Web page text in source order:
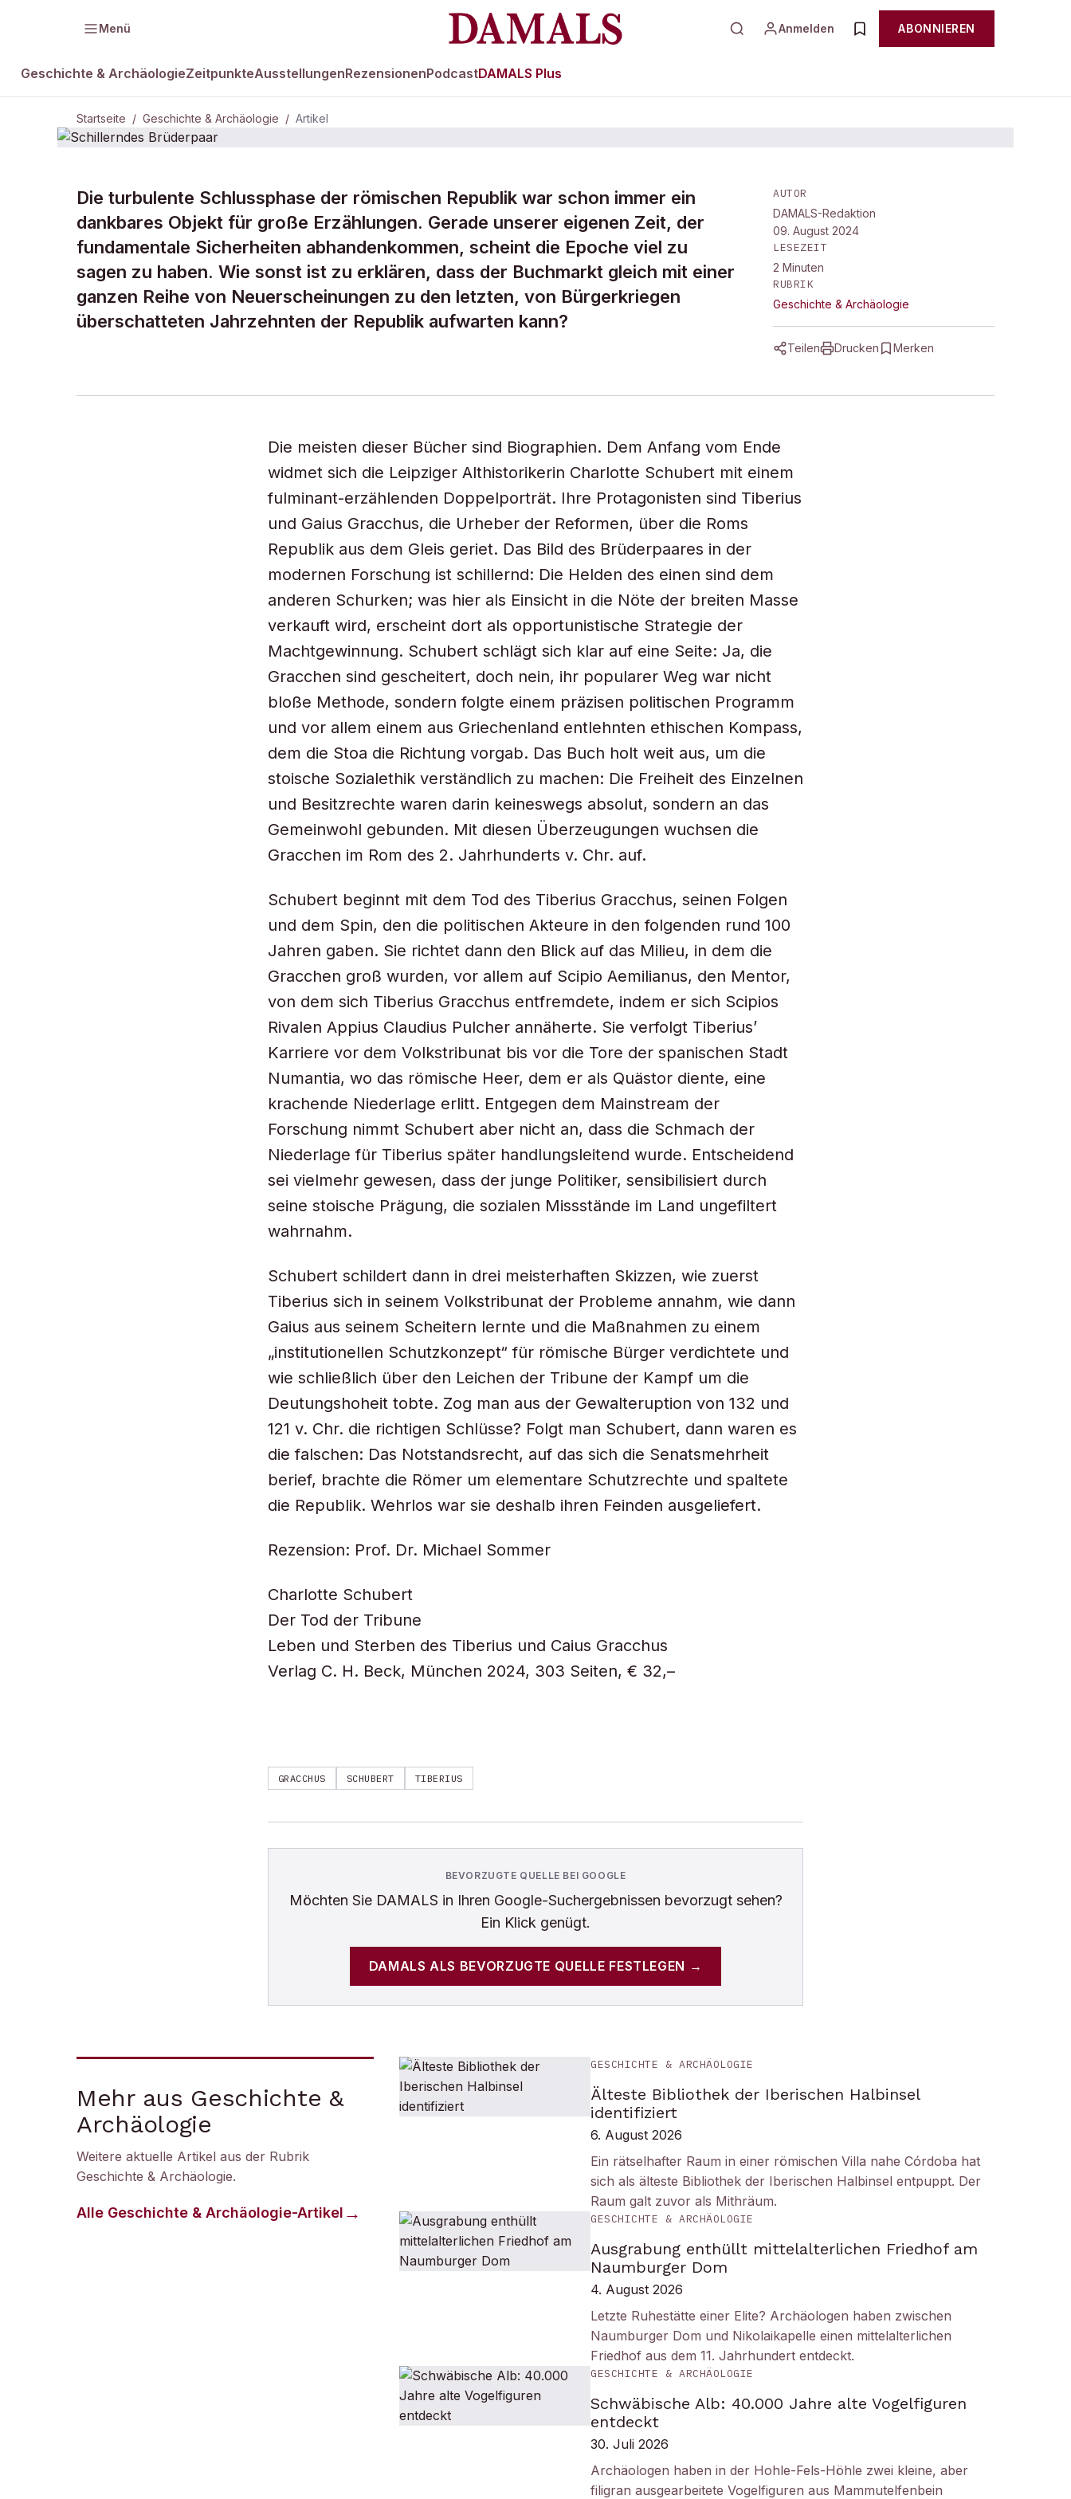
Menü Anmelden ABONNIEREN
Geschichte & ArchäologieZeitpunkteAusstellungenRezensionenPodcastDAMALS Plus
Startseite / Geschichte & Archäologie / Artikel
GESCHICHTE & ARCHÄOLOGIE
Schillerndes
Brüderpaar
Die turbulente Schlussphase der römischen Republik war schon immer ein
dankbares Objekt für große Erzählungen. Gerade unserer eigenen Zeit, der
fundamentale Sicherheiten abhandenkommen, scheint die Epoche viel zu
sagen zu haben. Wie sonst ist zu erklären, dass der Buchmarkt gleich mit einer
ganzen Reihe von Neuerscheinungen zu den letzten, von Bürgerkriegen
überschatteten Jahrzehnten der Republik aufwarten kann?
AUTOR
DAMALS-Redaktion
09. August 2024
LESEZEIT
2 Minuten
RUBRIK
Geschichte & Archäologie
Teilen Drucken Merken
Die meisten dieser Bücher sind Biographien. Dem Anfang vom Ende
widmet sich die Leipziger Althistorikerin Charlotte Schubert mit einem
fulminant-erzählenden Doppelporträt. Ihre Protagonisten sind Tiberius
und Gaius Gracchus, die Urheber der Reformen, über die Roms
Republik aus dem Gleis geriet. Das Bild des Brüderpaares in der
modernen Forschung ist schillernd: Die Helden des einen sind dem
anderen Schurken; was hier als Einsicht in die Nöte der breiten Masse
verkauft wird, erscheint dort als opportunistische Strategie der
Machtgewinnung. Schubert schlägt sich klar auf eine Seite: Ja, die
Gracchen sind gescheitert, doch nein, ihr popularer Weg war nicht
bloße Methode, sondern folgte einem präzisen politischen Programm
und vor allem einem aus Griechenland entlehnten ethischen Kompass,
dem die Stoa die Richtung vorgab. Das Buch holt weit aus, um die
stoische Sozialethik verständlich zu machen: Die Freiheit des Einzelnen
und Besitzrechte waren darin keineswegs absolut, sondern an das
Gemeinwohl gebunden. Mit diesen Überzeugungen wuchsen die
Gracchen im Rom des 2. Jahrhunderts v. Chr. auf.
Schubert beginnt mit dem Tod des Tiberius Gracchus, seinen Folgen
und dem Spin, den die politischen Akteure in den folgenden rund 100
Jahren gaben. Sie richtet dann den Blick auf das Milieu, in dem die
Gracchen groß wurden, vor allem auf Scipio Aemilianus, den Mentor,
von dem sich Tiberius Gracchus entfremdete, indem er sich Scipios
Rivalen Appius Claudius Pulcher annäherte. Sie verfolgt Tiberius’
Karriere vor dem Volkstribunat bis vor die Tore der spanischen Stadt
Numantia, wo das römische Heer, dem er als Quästor diente, eine
krachende Niederlage erlitt. Entgegen dem Mainstream der
Forschung nimmt Schubert aber nicht an, dass die Schmach der
Niederlage für Tiberius später handlungsleitend wurde. Entscheidend
sei vielmehr gewesen, dass der junge Politiker, sensibilisiert durch
seine stoische Prägung, die sozialen Missstände im Land ungefiltert
wahrnahm.
Schubert schildert dann in drei meisterhaften Skizzen, wie zuerst
Tiberius sich in seinem Volkstribunat der Probleme annahm, wie dann
Gaius aus seinem Scheitern lernte und die Maßnahmen zu einem
„institutionellen Schutzkonzept“ für römische Bürger verdichtete und
wie schließlich über den Leichen der Tribune der Kampf um die
Deutungshoheit tobte. Zog man aus der Gewalteruption von 132 und
121 v. Chr. die richtigen Schlüsse? Folgt man Schubert, dann waren es
die falschen: Das Notstandsrecht, auf das sich die Senatsmehrheit
berief, brachte die Römer um elementare Schutzrechte und spaltete
die Republik. Wehrlos war sie deshalb ihren Feinden ausgeliefert.
Rezension: Prof. Dr. Michael Sommer
Charlotte Schubert
Der Tod der Tribune
Leben und Sterben des Tiberius und Caius Gracchus
Verlag C. H. Beck, München 2024, 303 Seiten, € 32,–
GRACCHUS SCHUBERT TIBERIUS
BEVORZUGTE QUELLE BEI GOOGLE
Möchten Sie DAMALS in Ihren Google-Suchergebnissen bevorzugt sehen?
Ein Klick genügt.
DAMALS ALS BEVORZUGTE QUELLE FESTLEGEN →
Mehr aus Geschichte &
Archäologie
Weitere aktuelle Artikel aus der Rubrik
Geschichte & Archäologie.
Alle Geschichte & Archäologie-Artikel
GESCHICHTE & ARCHÄOLOGIE
Älteste Bibliothek der Iberischen Halbinsel
identifiziert
6. August 2026
Ein rätselhafter Raum in einer römischen Villa nahe Córdoba hat
sich als älteste Bibliothek der Iberischen Halbinsel entpuppt. Der
Raum galt zuvor als Mithräum.
GESCHICHTE & ARCHÄOLOGIE
Ausgrabung enthüllt mittelalterlichen Friedhof am
Naumburger Dom
4. August 2026
Letzte Ruhestätte einer Elite? Archäologen haben zwischen
Naumburger Dom und Nikolaikapelle einen mittelalterlichen
Friedhof aus dem 11. Jahrhundert entdeckt.
GESCHICHTE & ARCHÄOLOGIE
Schwäbische Alb: 40.000 Jahre alte Vogelfiguren
entdeckt
30. Juli 2026
Archäologen haben in der Hohle-Fels-Höhle zwei kleine, aber
filigran ausgearbeitete Vogelfiguren aus Mammutelfenbein